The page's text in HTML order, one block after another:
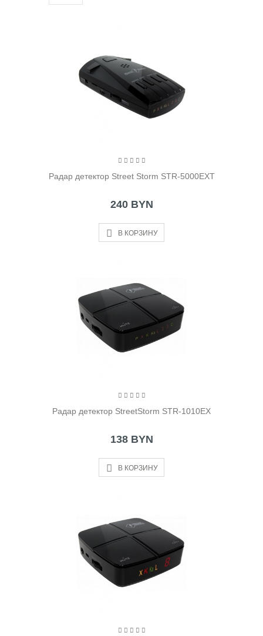
Радар детектор Street Storm STR-5000EXT
240 BYN
В КОРЗИНУ
Радар детектор StreetStorm STR-1010EX
138 BYN
В КОРЗИНУ